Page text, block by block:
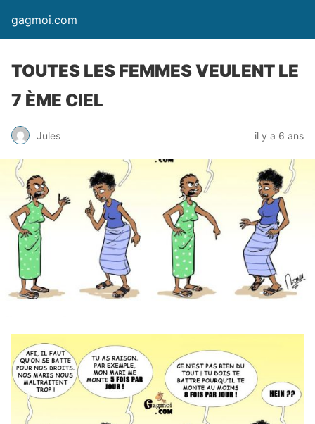
gagmoi.com
TOUTES LES FEMMES VEULENT LE
7 ÈME CIEL
Jules il y a 6 ans